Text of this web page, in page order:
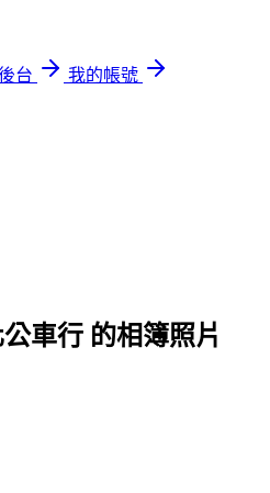
台
我的帳號
車行 的相簿照片